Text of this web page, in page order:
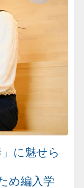
に魅せら
め編入学